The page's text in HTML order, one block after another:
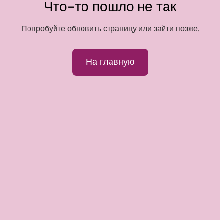
Что-то пошло не так
Попробуйте обновить страницу или зайти позже.
На главную